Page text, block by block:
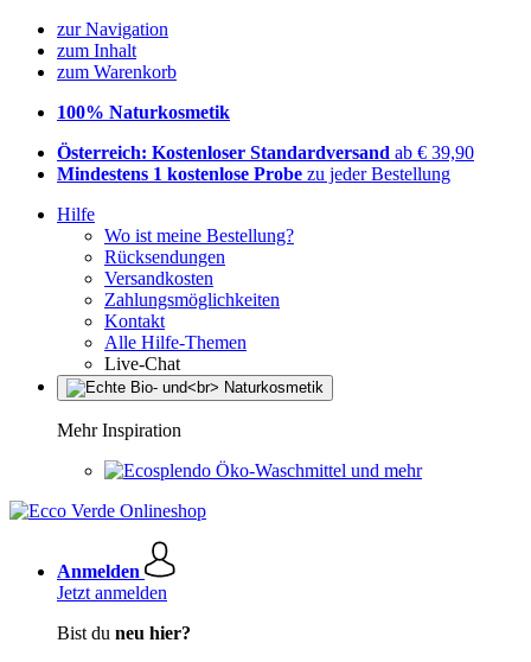
zur Navigation
zum Inhalt
zum Warenkorb
100% Naturkosmetik
Österreich: Kostenloser Standardversand ab € 39,90
Mindestens 1 kostenlose Probe zu jeder Bestellung
Hilfe
Wo ist meine Bestellung?
Rücksendungen
Versandkosten
Zahlungsmöglichkeiten
Kontakt
Alle Hilfe-Themen
Live-Chat
Mehr Inspiration
Öko-Waschmittel und mehr
Anmelden
Jetzt anmelden
Bist du neu hier?